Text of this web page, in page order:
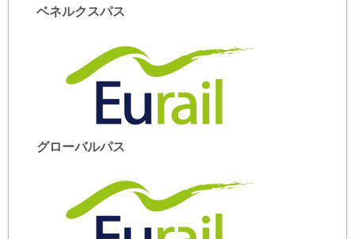
ベネルクスパス
グローバルパス